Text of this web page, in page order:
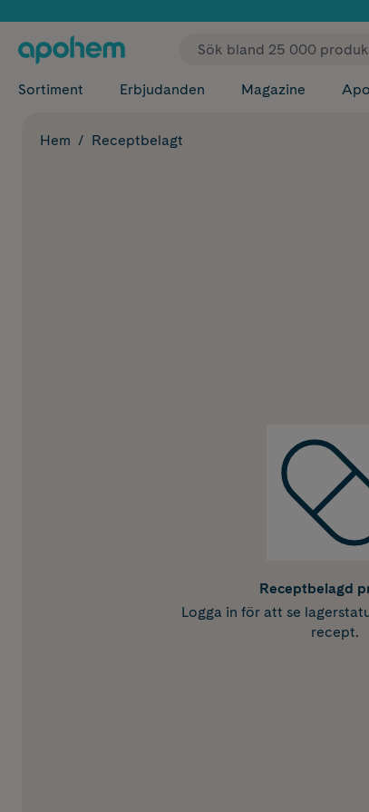
Sortiment Erbjudanden Magazine
Hem Receptbelagt
Receptbelagd
Logga in för att se
recept.